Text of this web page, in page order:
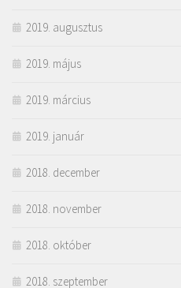
2019. augusztus
2019. május
2019. március
2019. január
2018. december
2018. november
2018. október
2018. szeptember